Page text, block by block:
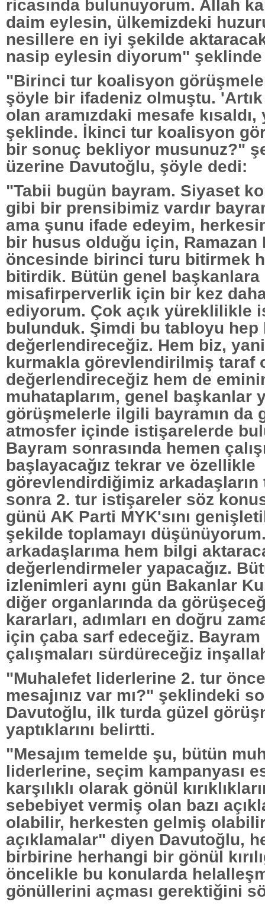
ricasında bulunuyorum. Allah
daim eylesin, ülkemizdeki
nesillere en iyi şekilde
nasip eylesin diyorum"
"Birinci tur koalisyon
şöyle bir ifadeniz olmuştu.
olan aramızdaki mesafe kısaldı,
şeklinde. İkinci tur koalisyon
bir sonuç bekliyor musunuz?"
üzerine Davutoğlu, şöyle dedi:
"Tabii bugün bayram. Siyaset
gibi bir prensibimiz vardır
ama şunu ifade edeyim,
bir husus olduğu için, Ramazan
öncesinde birinci turu bitirmek
bitirdik. Bütün genel
misafirperverlik için bir kez
ediyorum. Çok açık yüreklilikle
bulunduk. Şimdi bu tabloyu hep
değerlendireceğiz. Hem biz,
kurmakla görevlendirilmiş taraf
değerlendireceğiz hem de
muhataplarım, genel başkanlar
görüşmelerle ilgili bayramın da
atmosfer içinde istişarelerde
Bayram sonrasında hemen
başlayacağız tekrar ve özellikle
görevlendirdiğimiz arkadaşların
sonra 2. tur istişareler söz
günü AK Parti MYK'sını
şekilde toplamayı
arkadaşlarıma hem bilgi
değerlendirmeler yapacağız.
izlenimleri aynı gün Bakanlar
diğer organlarında da
kararları, adımları en doğru
için çaba sarf edeceğiz. Bayram
çalışmaları sürdüreceğiz
"Muhalefet liderlerine 2. tur
mesajınız var mı?" şeklindeki
Davutoğlu, ilk turda güzel
yaptıklarını belirtti.
"Mesajım temelde şu, bütün
liderlerine, seçim kampanyası
karşılıklı olarak gönül
sebebiyet vermiş olan bazı
olabilir, herkesten gelmiş
açıklamalar" diyen Davutoğlu,
birbirine herhangi bir gönül
öncelikle bu konularda
gönüllerini açması gerektiğini